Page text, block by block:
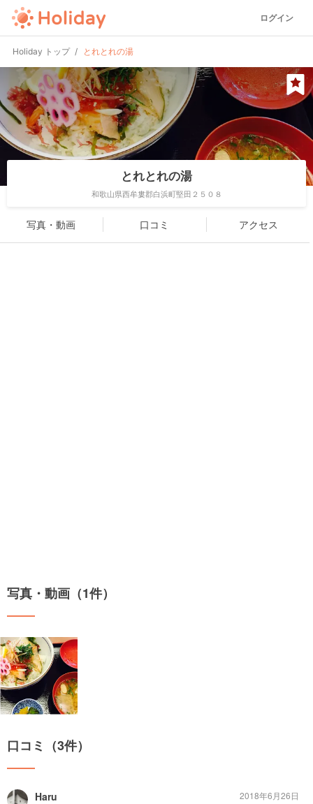
ログイン
Holiday トップ とれとれの湯
とれとれの湯
和歌山県西牟婁郡白浜町堅田２５０８
写真・動画 口コミ アクセス
写真・動画（1件）
口コミ（3件）
Haru
2018年6月26日